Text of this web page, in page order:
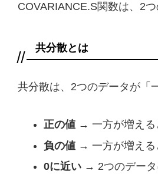
COVARIANCE.S関数は、2
共分散とは
共分散は、2つのデータが「
正の値→ 一方が増える
負の値→ 一方が増える
0に近い→ 2つのデータ